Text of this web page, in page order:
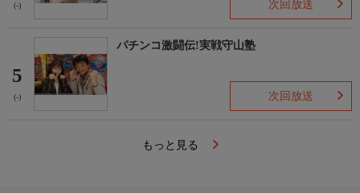
(-) 次回放送
5
(-)
パチンコ激闘伝!実戦守山塾
次回放送
もっと見る